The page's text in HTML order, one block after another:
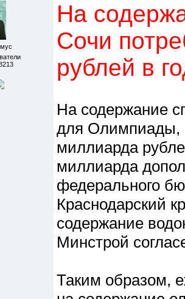
На
Сочи
рублей в
На содержание
для Олимпиады,
миллиарда
миллиарда
федерального
Краснодарский
содержание
Минстрой
Таким образом,